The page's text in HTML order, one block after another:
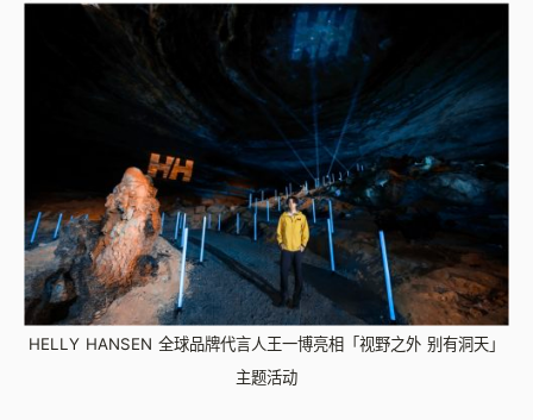
HELLY HANSEN 全球品牌代言人王一博亮相「视野之外 别有洞天」
主题活动